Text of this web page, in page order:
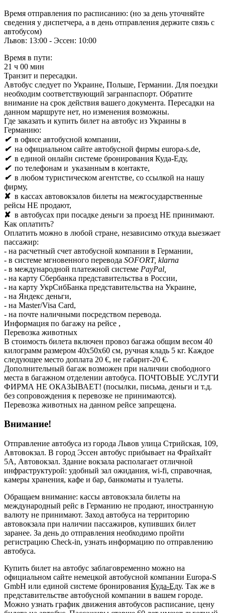
Время отправления по расписанию: (но за день уточняйте
сведения у диспетчера, а в день отправления держите связь с
автобусом)
Львов: 13:00 - Эссен: 10:00
Время в пути:
21 ч 00 мин
Транзит и пересадки.
Автобус следует по Украине, Польше, Германии. Для поездки
необходим соответствующий загранпаспорт. Обратите
внимание на срок действия вашего документа. Пересадки на
данном маршруте нет, но изменения возможны.
Где заказать и купить билет на автобус из Украины в
Германию:
✔в офисе автобусной компании,
✔на официальном сайте автобусной фирмы europa-s.de,
✔в единой онлайн системе бронирования Куда-Еду,
✔по телефонам и указанным в контакте,
✔в любом туристическом агентстве, со ссылкой на нашу
фирму,
✘ в кассах автовокзалов билеты на межгосударственные
рейсы НЕ продают,
✘ в автобусах при посадке деньги за проезд НЕ принимают.
Как оплатить?
Оплатить можно в любой стране, независимо откуда выезжает
пассажир:
- на расчетный счет автобусной компании в Германии,
- в системе мгновенного перевода SOFORT, klarna
- в международной платежной системе PayPal,
- на карту Сбербанка представительства в России,
- на карту УкрСибБанка представительства на Украине,
- на Яндекс деньги,
- на Master/Visa Card,
- на почте наличными посредством перевода.
Информация по багажу на рейсе ,
Перевозка животных
В стоимость билета включен провоз багажа общим весом 40
килограмм размером 40х50х60 см, ручная кладь 5 кг. Каждое
следующее место доплата 20 €, не габарит-20 €.
Дополнительный багаж возможен при наличии свободного
места в багажном отделении автобуса. ПОЧТОВЫЕ УСЛУГИ
ФИРМА НЕ ОКАЗЫВАЕТ! (посылки, письма, деньги и т.д.
без сопровождения к перевозке не принимаются).
Перевозка животных на данном рейсе запрещена.
Внимание!
Отправление автобуса из города Львов улица Стрийская, 109,
Автовокзал. В город Эссен автобус прибывает на Фрайхайт
5A, Автовокзал. Здание вокзала располагает отличной
инфраструктурой: удобный зал ожидания, wi-fi, справочная,
камеры хранения, кафе и бар, банкоматы и туалеты.
Обращаем внимание: кассы автовокзала билеты на
международный рейс в Германию не продают, иностранную
валюту не принимают. Заход автобуса на территорию
автовокзала при наличии пассажиров, купивших билет
заранее. За день до отправления необходимо пройти
регистрацию Check-in, узнать информацию по отправлению
автобуса.
Купить билет на автобус заблаговременно можно на
официальном сайте немецкой автобусной компании Europa-S
GmbH или единой системе бронирования Куда-Еду. Так же в
представительстве автобусной компании в вашем городе.
Можно узнать график движения автобусов расписание, цену